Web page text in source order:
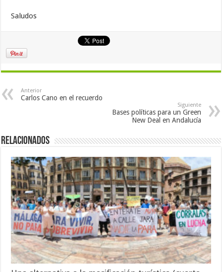
Saludos
Anterior
Carlos Cano en el recuerdo
Siguiente
Bases políticas para un Green
New Deal en Andalucía
Relacionados